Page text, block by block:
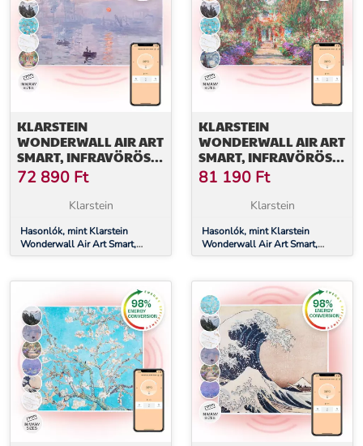
KLARSTEIN
WONDERWALL AIR ART
SMART, INFRAVÖRÖS
HŐSUGÁRZÓ, 120 X 60
CM, 700 W,
ALKALMAZÁS,
72 890 Ft
Klarstein
Hasonlók, mint Klarstein
Wonderwall Air Art Smart,
infravörös hősugárzó, 120 x 60
napfelkelte
KLARSTEIN
WONDERWALL AIR ART
SMART, INFRAVÖRÖS
HŐSUGÁRZÓ, 120 X 60
CM, 700 W,
ALKALMAZÁS, KERTI
81 190 Ft
Klarstein
Hasonlók, mint Klarstein
Wonderwall Air Art Smart,
infravörös hősugárzó, 120 x 60
ösvény